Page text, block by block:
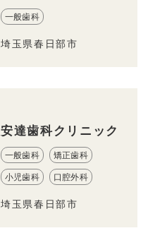
一般歯科
埼玉県春日部市
安達歯科クリニック
一般歯科 矯正歯科
小児歯科 口腔外科
埼玉県春日部市